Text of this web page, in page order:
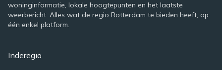
woninginformatie, lokale hoogtepunten en het laatste
weerbericht. Alles wat de regio Rotterdam te bieden heeft, op
één enkel platform.
Inderegio